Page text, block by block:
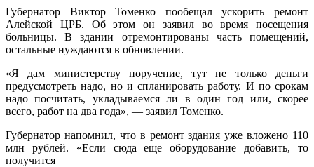
Губернатор Виктор Томенко пообещал ускорить ремонт
Алейской ЦРБ. Об этом он заявил во время посещения
больницы. В здании отремонтированы часть помещений,
остальные нуждаются в обновлении.
«Я дам министерству поручение, тут не только деньги
предусмотреть надо, но и спланировать работу. И по срокам
надо посчитать, укладываемся ли в один год или, скорее
всего, работ на два года», — заявил Томенко.
Губернатор напомнил, что в ремонт здания уже вложено 110
млн рублей. «Если сюда еще оборудование добавить, то
получится